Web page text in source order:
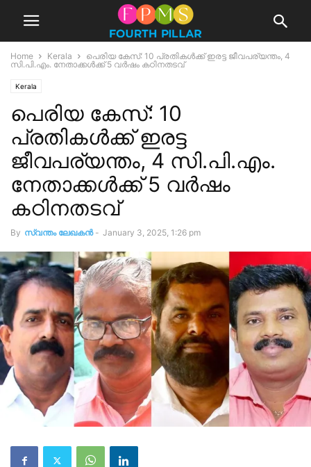
Home Kerala
പെരിയ കേസ്: 10 പ്രതികൾക്ക് ഇരട്ട ജീവപര്യന്തം, 4
സി.പി.എം. നേതാക്കൾക്ക് 5 വർഷം കഠിനതടവ്
Kerala
പെരിയ കേസ്: 10
പ്രതികൾക്ക് ഇരട്ട
ജീവപര്യന്തം, 4 സി.പി.എം.
നേതാക്കൾക്ക് 5 വർഷം
കഠിനതടവ്
By സ്വന്തം ലേഖകന്‍ - January 3, 2025, 1:26 pm